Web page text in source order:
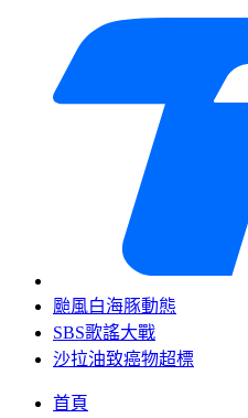
颱風白海豚動態
SBS歌謠大戰
沙拉油致癌物超標
首頁